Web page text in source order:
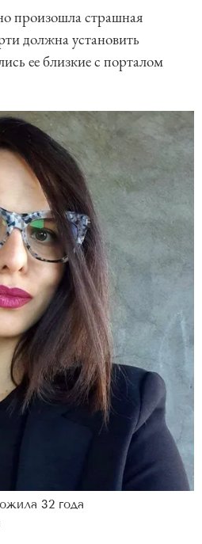
произошла страшная
должна установить
ее близкие с порталом
32 года